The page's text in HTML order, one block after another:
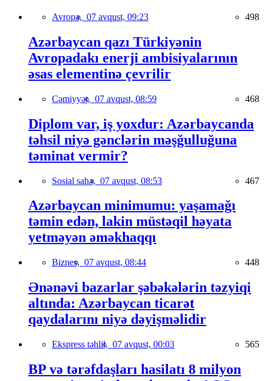
Avropa, 07 avqust, 09:23 498
Azərbaycan qazı Türkiyənin
Avropadakı enerji ambisiyalarının
əsas elementinə çevrilir
Cəmiyyət, 07 avqust, 08:59 468
Diplom var, iş yoxdur: Azərbaycanda
təhsil niyə gənclərin məşğulluğuna
təminat vermir?
Sosial sahə, 07 avqust, 08:53 467
Azərbaycan minimumu: yaşamağı
təmin edən, lakin müstəqil həyata
yetməyən əməkhaqqı
Biznes, 07 avqust, 08:44 448
Ənənəvi bazarlar şəbəkələrin təzyiqi
altında: Azərbaycan ticarət
qaydalarını niyə dəyişməlidir
Ekspress təhlil, 07 avqust, 00:03 565
BP və tərəfdaşları hasilatı 8 milyon